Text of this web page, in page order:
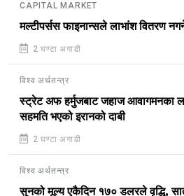
CAPITAL MARKET
मल्टीपर्सस फाइनान्सले लाभांश वितरण
2 घण्टा अगाडी
विश्व अर्थतन्त्र
स्ट्रेट अफ हर्मुजबाट जहाज आवागमनका
सहमति भएको इरानको दाबी
2 घण्टा अगाडी
विश्व अर्थतन्त्र
सुनको मूल्य एकैदिन १७० डलरले वृद्धि, सात